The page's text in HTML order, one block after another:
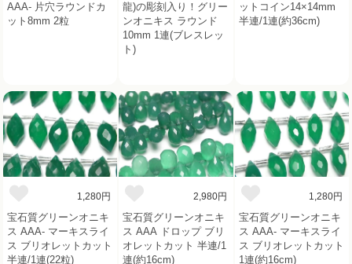
AAA- 片穴ラウンドカ
ット8mm 2粒
龍)の彫刻入り！グリー
ンオニキス ラウンド
10mm 1連(ブレスレッ
ト)
ットコイン14×14mm
半連/1連(約36cm)
1,280円
宝石質グリーンオニキ
ス AAA- マーキスライ
ス ブリオレットカット
半連/1連(22粒)
2,980円
宝石質グリーンオニキ
ス AAA ドロップ ブリ
オレットカット 半連/1
連(約16cm)
1,280円
宝石質グリーンオニキ
ス AAA- マーキスライ
ス ブリオレットカット
1連(約16cm)